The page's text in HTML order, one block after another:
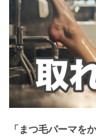
「まつ毛パーマを